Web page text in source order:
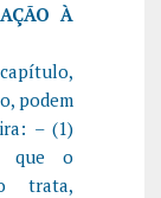
À
podem
– (1)
que o
trata,